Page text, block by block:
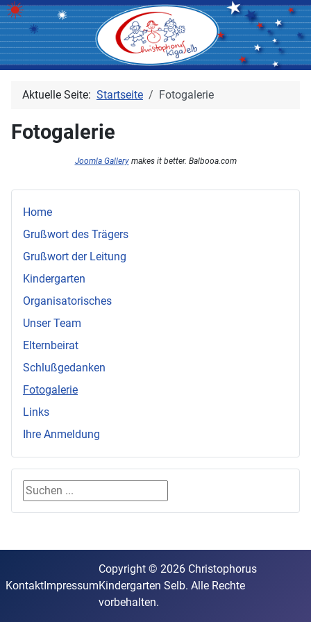
Home
Grußwort des Trägers
Grußwort der Leitung
Kindergarten
Organisatorisches
Unser Team
Elternbeirat
Schlußgedanken
Fotogalerie
Links
Ihre Anmeldung
Suchen ...
Aktuelle Seite: Startseite Fotogalerie
Fotogalerie
Joomla Gallerymakes it better. Balbooa.com
KontaktImpressum
Copyright © 2026 Christophorus
Kindergarten Selb. Alle Rechte
vorbehalten.